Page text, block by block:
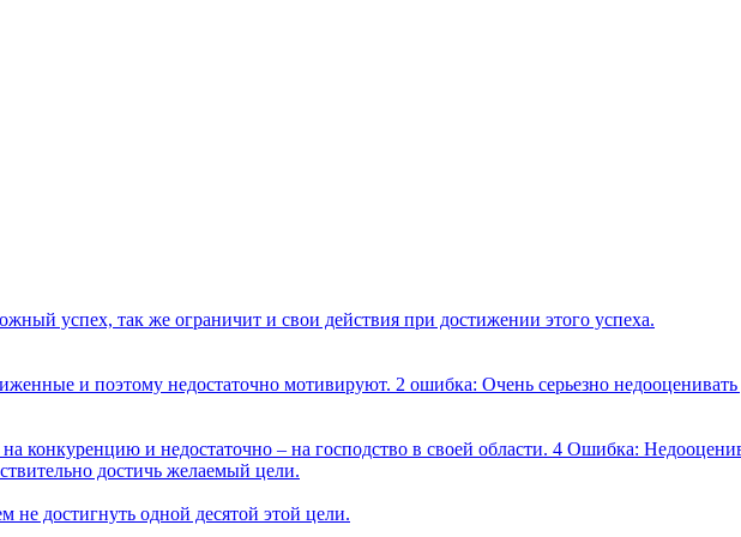
успех, так же ограничит и свои действия при достижении этого успеха.
и поэтому недостаточно мотивируют. 2 ошибка: Очень серьезно
конкуренцию и недостаточно – на господство в своей области. 4 Ошибка:
достичь желаемый цели.
не достигнуть одной десятой этой цели.